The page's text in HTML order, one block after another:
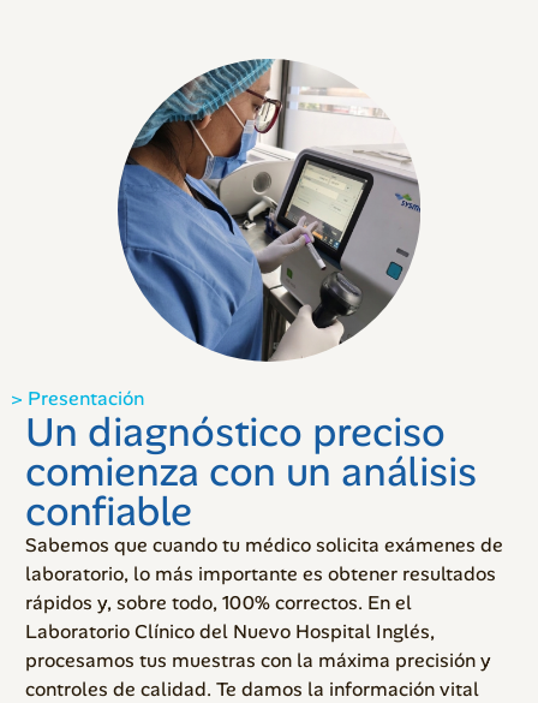
> Presentación
Un diagnóstico preciso
comienza con un análisis
confiable
Sabemos que cuando tu médico solicita exámenes de
laboratorio, lo más importante es obtener resultados
rápidos y, sobre todo, 100% correctos. En el
Laboratorio Clínico del Nuevo Hospital Inglés,
procesamos tus muestras con la máxima precisión y
controles de calidad. Te damos la información vital